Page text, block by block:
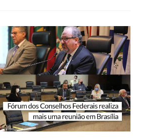
No
Plenário
Do
CFA